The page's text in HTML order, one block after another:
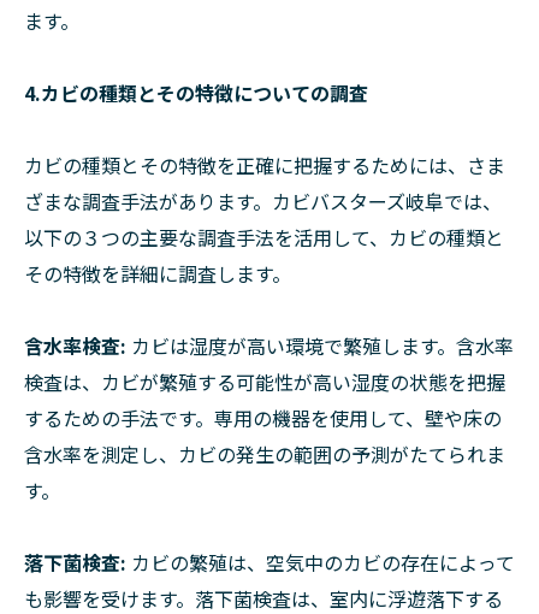
ます。
4.カビの種類とその特徴についての調査
カビの種類とその特徴を正確に把握するためには、さま
ざまな調査手法があります。カビバスターズ岐阜では、
以下の３つの主要な調査手法を活用して、カビの種類と
その特徴を詳細に調査します。
含水率検査: カビは湿度が高い環境で繁殖します。含水率
検査は、カビが繁殖する可能性が高い湿度の状態を把握
するための手法です。専用の機器を使用して、壁や床の
含水率を測定し、カビの発生の範囲の予測がたてられま
す。
落下菌検査: カビの繁殖は、空気中のカビの存在によって
も影響を受けます。落下菌検査は、室内に浮遊落下する